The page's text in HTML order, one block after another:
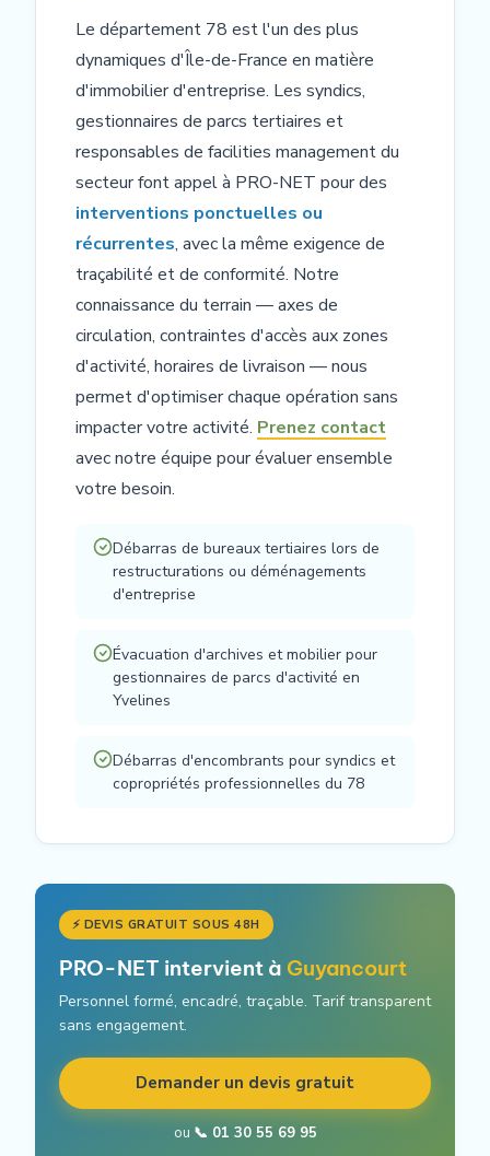
Le département 78 est l'un des plus
dynamiques d'Île-de-France en matière
d'immobilier d'entreprise. Les syndics,
gestionnaires de parcs tertiaires et
responsables de facilities management du
secteur font appel à PRO-NET pour des
interventions ponctuelles ou
récurrentes, avec la même exigence de
traçabilité et de conformité. Notre
connaissance du terrain — axes de
circulation, contraintes d'accès aux zones
d'activité, horaires de livraison — nous
permet d'optimiser chaque opération sans
impacter votre activité. Prenez contact
avec notre équipe pour évaluer ensemble
votre besoin.
Débarras de bureaux tertiaires lors de
restructurations ou déménagements
d'entreprise
Évacuation d'archives et mobilier pour
gestionnaires de parcs d'activité en
Yvelines
Débarras d'encombrants pour syndics et
copropriétés professionnelles du 78
⚡ DEVIS GRATUIT SOUS 48H
PRO-NET intervient à Guyancourt
Personnel formé, encadré, traçable. Tarif transparent
sans engagement.
Demander un devis gratuit
ou 📞 01 30 55 69 95